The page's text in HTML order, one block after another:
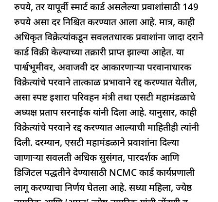
रुपये, तर यापूर्वी स्मार्ट कार्ड असलेल्या प्रवाशांसाठी 149
रुपये असा दर निश्चित करण्यात आला आहे. मात्र, काही
अधिकृत विक्रेत्यांकडून सवलतधारक प्रवाशांना जादा दराने
कार्ड विक्री केल्याच्या तक्रारी प्राप्त झाल्या आहेत. या
पार्श्वभूमीवर, अवाजवी दर आकारणाऱ्या परवानाधारक
विक्रेत्यांचे परवाने तात्काळ प्रभावाने रद्द करण्यात येतील,
असा स्पष्ट इशारा परिवहन मंत्री तथा एसटी महामंडळाचे
अध्यक्ष प्रताप सरनाईक यांनी दिला आहे. यानुसार, काही
विक्रेत्यांचे परवाने रद्द करण्यात आल्याची माहितीही त्यांनी
दिली. दरम्यान, एसटी महामंडळाने प्रवाशांना दिल्या
जाणाऱ्या सवलती अधिक सुसंगत, पारदर्शक आणि
डिजिटल पद्धतीने देण्यासाठी NCMC कार्ड कार्यप्रणाली
लागू करण्याचा निर्णय घेतला आहे. सध्या महिला, ज्येष्ठ